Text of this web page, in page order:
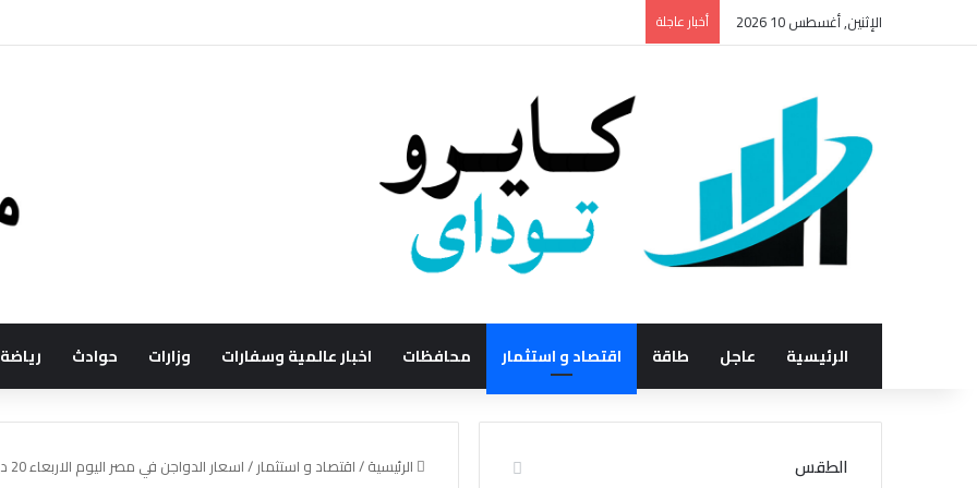
الإثنين, أغسطس 10 2026 أخبار عاجلة
الرئيسية عاجل طاقة اقتصاد و استثمار محافظات اخبار عالمية وسفارات وزارات حوادث رياضة
الرئيسية/اقتصاد و استثمار /اسعار الدواجن في مصر اليوم الاربعاء 20 ديسمبر 2023
الطقس